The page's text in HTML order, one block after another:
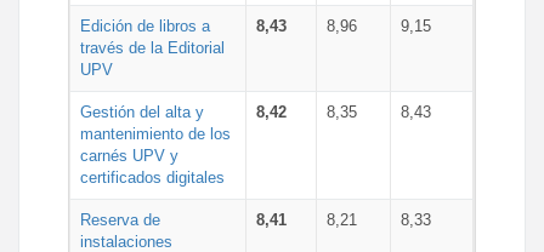
Edición de libros a
través de la Editorial
UPV
8,43 8,96 9,15
Gestión del alta y
mantenimiento de los
carnés UPV y
certificados digitales
8,42 8,35 8,43
Reserva de
instalaciones
8,41 8,21 8,33